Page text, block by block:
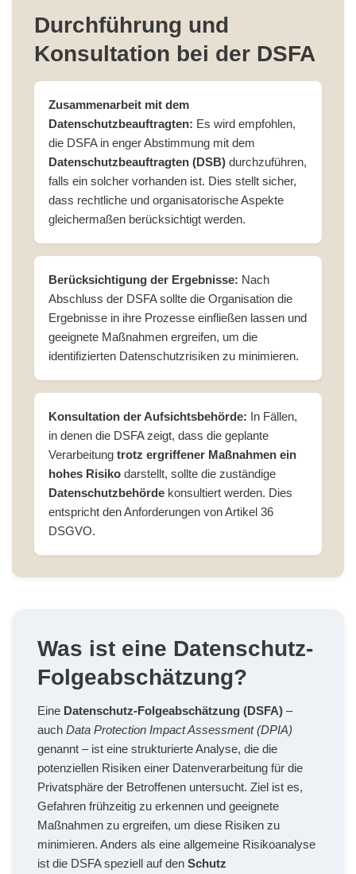
Durchführung und
Konsultation bei der DSFA
Zusammenarbeit mit dem
Datenschutzbeauftragten: Es wird empfohlen,
die DSFA in enger Abstimmung mit dem
Datenschutzbeauftragten (DSB) durchzuführen,
falls ein solcher vorhanden ist. Dies stellt sicher,
dass rechtliche und organisatorische Aspekte
gleichermaßen berücksichtigt werden.
Berücksichtigung der Ergebnisse: Nach
Abschluss der DSFA sollte die Organisation die
Ergebnisse in ihre Prozesse einfließen lassen und
geeignete Maßnahmen ergreifen, um die
identifizierten Datenschutzrisiken zu minimieren.
Konsultation der Aufsichtsbehörde: In Fällen,
in denen die DSFA zeigt, dass die geplante
Verarbeitung trotz ergriffener Maßnahmen ein
hohes Risiko darstellt, sollte die zuständige
Datenschutzbehörde konsultiert werden. Dies
entspricht den Anforderungen von Artikel 36
DSGVO.
Was ist eine Datenschutz-
Folgeabschätzung?
Eine Datenschutz-Folgeabschätzung (DSFA) –
auch Data Protection Impact Assessment (DPIA)
genannt – ist eine strukturierte Analyse, die die
potenziellen Risiken einer Datenverarbeitung für die
Privatsphäre der Betroffenen untersucht. Ziel ist es,
Gefahren frühzeitig zu erkennen und geeignete
Maßnahmen zu ergreifen, um diese Risiken zu
minimieren. Anders als eine allgemeine Risikoanalyse
ist die DSFA speziell auf den Schutz